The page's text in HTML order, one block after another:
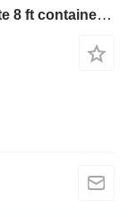
Kubota Kubota D1703 13 kVA Mecc Alte 8 ft container low running hours g